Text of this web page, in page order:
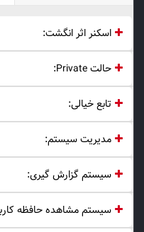
اسکنر اثر انگشت:
حالت Private:
تابع خیالی:
مدیریت سیستم:
سیستم گزارش گیری:
سیستم مشاهده حافظه